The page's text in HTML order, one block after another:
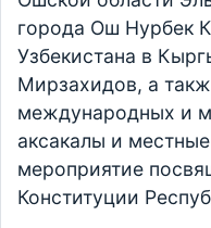
города Ош Нурбек
Узбекистана в
Мирзахидов, а
международных и
аксакалы и
мероприятие
Конституции